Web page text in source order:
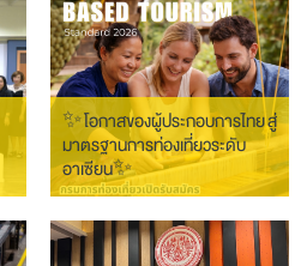
✨ โอกาสของผู้ประกอบการไทย สู่
มาตรฐานการท่องเที่ยวระดับ
อาเซียน✨